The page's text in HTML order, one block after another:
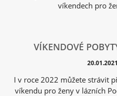
víkendech pro
VÍKENDOVÉ
I v roce 2022 můžete strávit
víkendu pro ženy v lázních